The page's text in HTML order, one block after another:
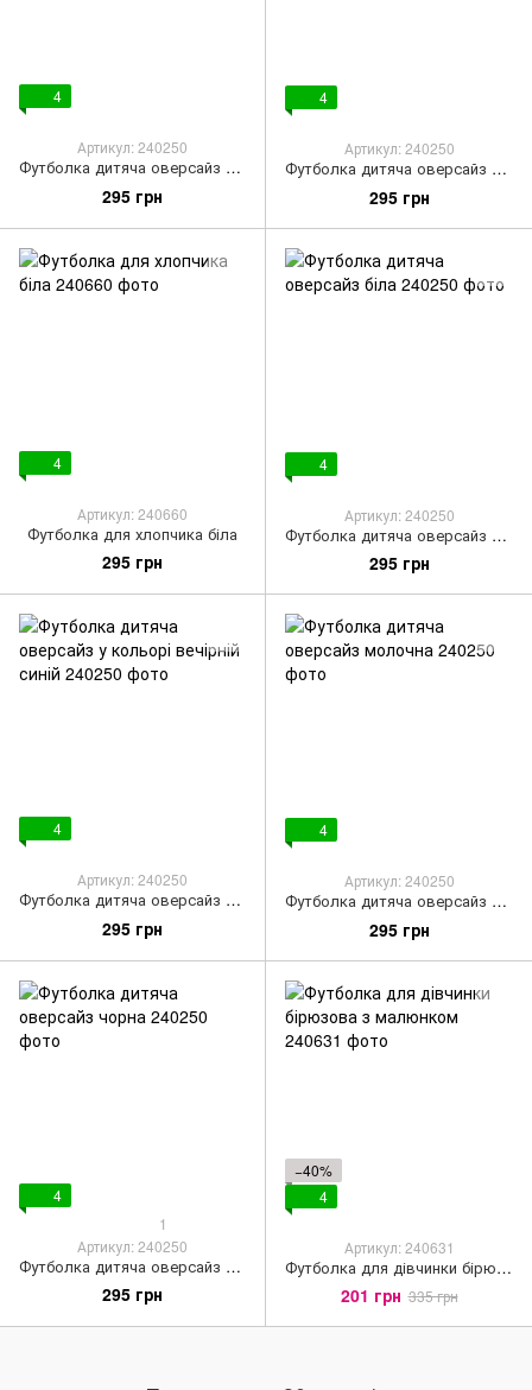
4
Артикул: 240250
Футболка дитяча оверсайз лавандового кольору
295 грн
4
Артикул: 240250
Футболка дитяча оверсайз темно-бірюзового кольору
295 грн
4
Артикул: 240660
Футболка для хлопчика біла
295 грн
4
Артикул: 240250
Футболка дитяча оверсайз біла
295 грн
4
Артикул: 240250
Футболка дитяча оверсайз у кольорі вечірній синій
295 грн
4
Артикул: 240250
Футболка дитяча оверсайз молочна
295 грн
4
1
Артикул: 240250
Футболка дитяча оверсайз чорна
295 грн
−40%
4
Артикул: 240631
Футболка для дівчинки бірюзова з малюнком
201 грн 335 грн